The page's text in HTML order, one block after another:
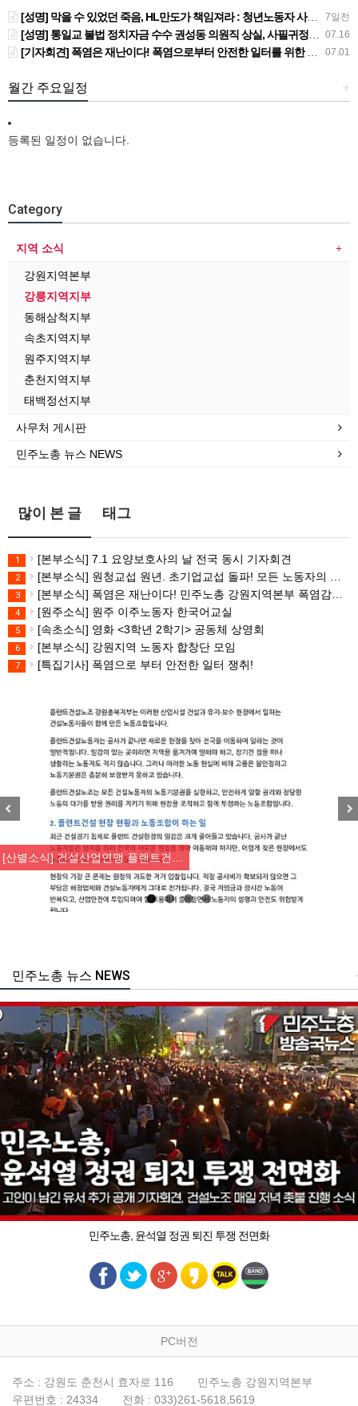
7일전
[성명] 막을 수 있었던 죽음, HL만도가 책임져라 : 청년노동자 사망사고의 철저한 진상규명과 재발방지 대책 마련하라
07.16
[성명] 통일교 불법 정치자금 수수 권성동 의원직 상실, 사필귀정이다
07.01
[기자회견] 폭염은 재난이다! 폭염으로부터 안전한 일터를 위한 민주노총 강원지역본부 폭염감시단 선포 기자회견
+
월간 주요일정
등록된 일정이 없습니다.
Category
지역 소식
강원지역본부
강릉지역지부
동해삼척지부
속초지역지부
원주지역지부
춘천지역지부
태백정선지부
사무처 게시판
민주노총 뉴스 NEWS
많이 본 글 태그
1 [본부소식] 7.1 요양보호사의 날 전국 동시 기자회견
2 [본부소식] 원청교섭 원년. 초기업교섭 돌파! 모든 노동자의 노동기본권 쟁취! 민주노총 7.15 총파업대회
3 [본부소식] 폭염은 재난이다! 민주노총 강원지역본부 폭염감시단 선포 기자회견
4 [원주소식] 원주 이주노동자 한국어교실
5 [속초소식] 영화 <3학년 2학기> 공동체 상영회
6 [본부소식] 강원지역 노동자 합창단 모임
7 [특집기사] 폭염으로 부터 안전한 일터 쟁취!
[산별소식] 건설산업연맹 플랜트건…
주노총 뉴스 NEWS
민주노총, 윤석열 정권 퇴진 투쟁 전면화
PC버전
주소 : 강원도 춘천시 효자로 116
민주노총 강원지역본부
우편번호 : 24334
전화 : 033)261-5618,5619